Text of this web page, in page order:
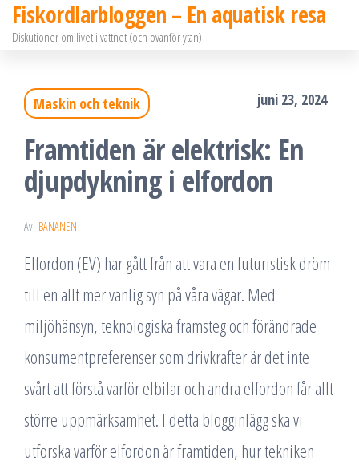
Hoppa
till
Fiskordlarbloggen – En aquatisk resa
Diskutioner om livet i vattnet (och ovanför ytan)
Maskin och teknik juni 23, 2024
Framtiden är elektrisk: En
djupdykning i elfordon
Av BANANEN
Elfordon (EV) har gått från att vara en futuristisk dröm
till en allt mer vanlig syn på våra vägar. Med
miljöhänsyn, teknologiska framsteg och förändrade
konsumentpreferenser som drivkrafter är det inte
svårt att förstå varför elbilar och andra elfordon får allt
större uppmärksamhet. I detta blogginlägg ska vi
utforska varför elfordon är framtiden, hur tekniken